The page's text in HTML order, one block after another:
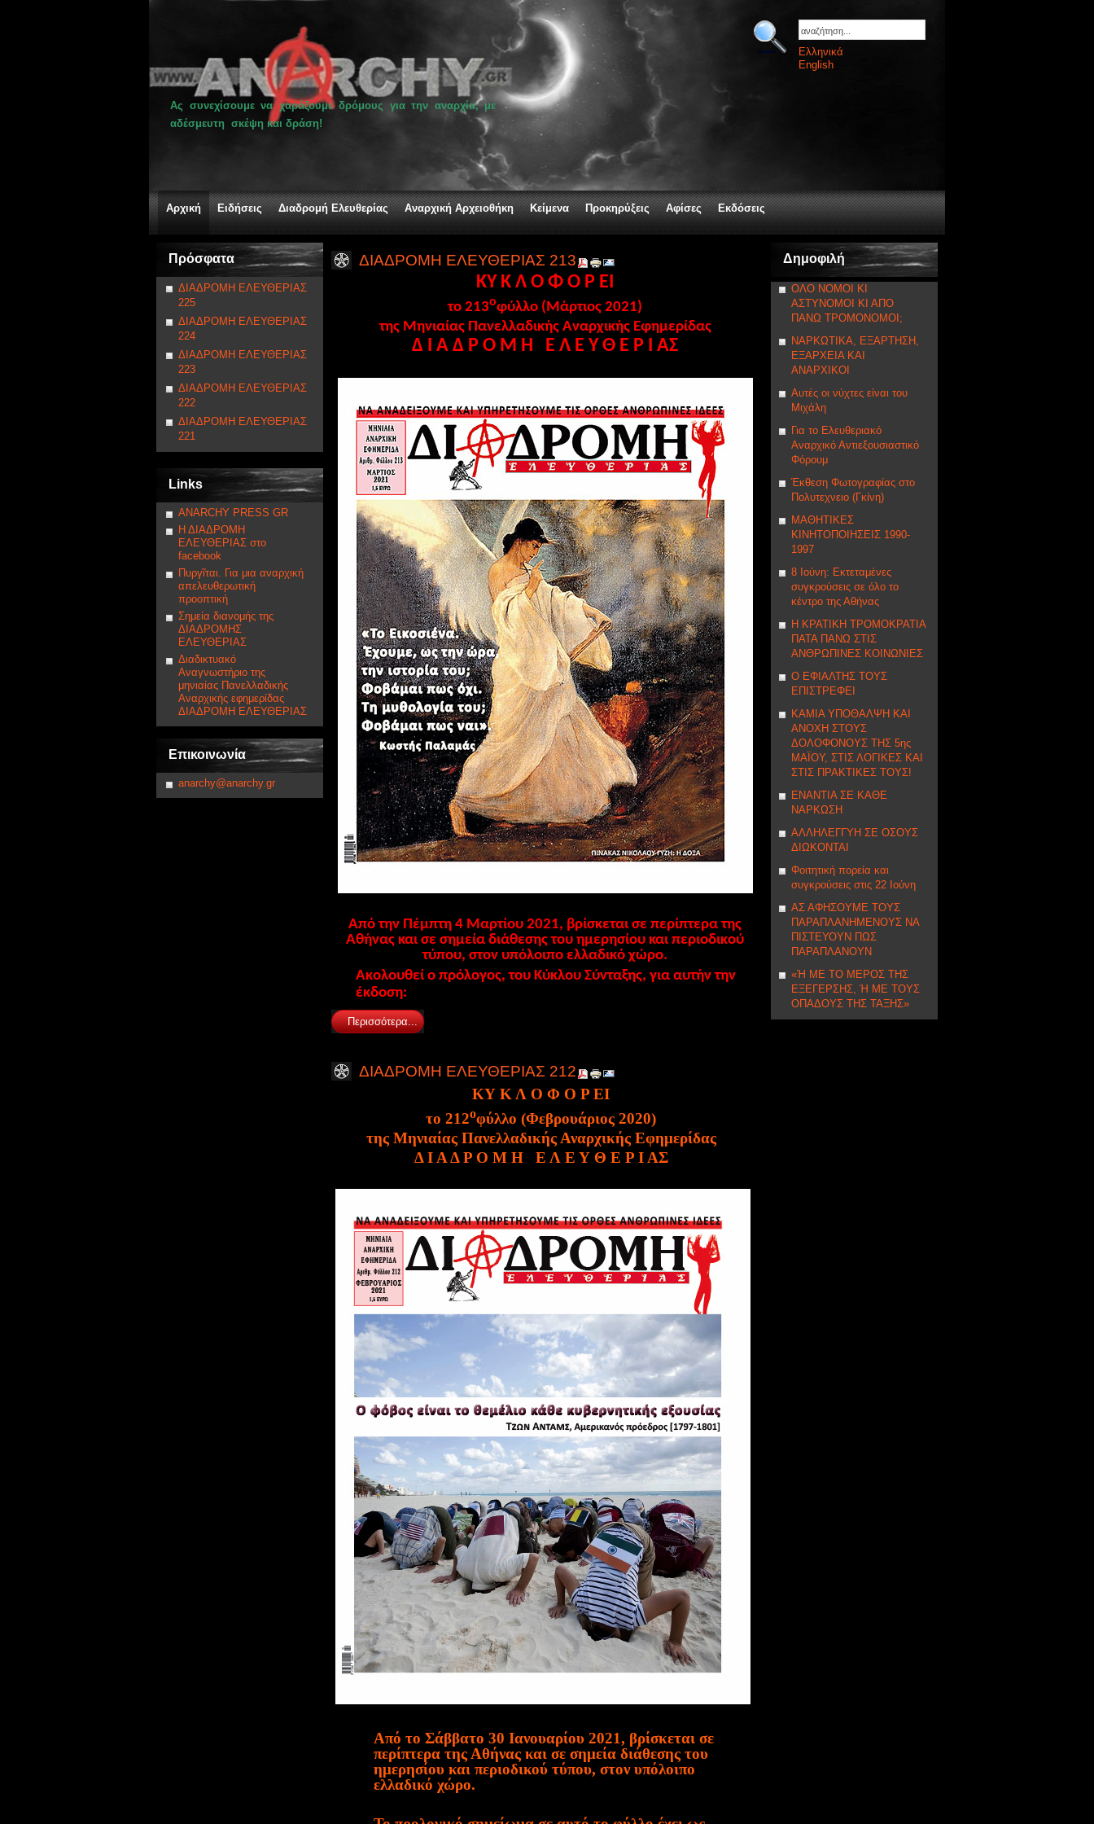
Ελληνικά
English
Ας συνεχίσουμε να χαράζουμε δρόμους για την αναρχία, με
αδέσμευτη σκέψη και δράση!
Αρχική Ειδήσεις Διαδρομή Ελευθερίας Αναρχική Αρχειοθήκη Κείμενα Προκηρύξεις Αφίσες Εκδόσεις
Πρόσφατα
ΔΙΑΔΡΟΜΗ ΕΛΕΥΘΕΡΙΑΣ
225
ΔΙΑΔΡΟΜΗ ΕΛΕΥΘΕΡΙΑΣ
224
ΔΙΑΔΡΟΜΗ ΕΛΕΥΘΕΡΙΑΣ
223
ΔΙΑΔΡΟΜΗ ΕΛΕΥΘΕΡΙΑΣ
222
ΔΙΑΔΡΟΜΗ ΕΛΕΥΘΕΡΙΑΣ
221
Links
ANARCHY PRESS GR
Η ΔΙΑΔΡΟΜΗ
ΕΛΕΥΘΕΡΙΑΣ στο
facebook
Πυργῖται. Για μια αναρχική
απελευθερωτική
προοπτική
Σημεία διανομής της
ΔΙΑΔΡΟΜΗΣ
ΕΛΕΥΘΕΡΙΑΣ
Διαδικτυακό
Αναγνωστήριο της
μηνιαίας Πανελλαδικής
Αναρχικής εφημερίδας
ΔΙΑΔΡΟΜΗ ΕΛΕΥΘΕΡΙΑΣ
Επικοινωνία
anarchy@anarchy.gr
ΔΙΑΔΡΟΜΗ ΕΛΕΥΘΕΡΙΑΣ 213
ΚΥ Κ Λ Ο Φ Ο Ρ EI
το 213οφύλλο (Μάρτιος 2021)
της Μηνιαίας Πανελλαδικής Αναρχικής Εφημερίδας
Δ Ι Α Δ Ρ Ο Μ Η Ε Λ Ε Υ Θ Ε Ρ Ι ΑΣ
Από την Πέμπτη 4 Μαρτίου 2021, βρίσκεται σε περίπτερα της
Αθήνας και σε σημεία διάθεσης του ημερησίου και περιοδικού
τύπου, στον υπόλοιπο ελλαδικό χώρο.
Ακολουθεί ο πρόλογος, του Κύκλου Σύνταξης, για αυτήν την
έκδοση:
Περισσότερα...
ΔΙΑΔΡΟΜΗ ΕΛΕΥΘΕΡΙΑΣ 212
ΚΥ Κ Λ Ο Φ Ο Ρ EI
το 212οφύλλο (Φεβρουάριος 2020)
της Μηνιαίας Πανελλαδικής Αναρχικής Εφημερίδας
Δ Ι Α Δ Ρ Ο Μ Η
Ε Λ Ε Υ Θ Ε Ρ Ι ΑΣ
Από το Σάββατο 30 Ιανουαρίου 2021, βρίσκεται σε
περίπτερα της Αθήνας και σε σημεία διάθεσης του
ημερησίου και περιοδικού τύπου, στον υπόλοιπο
ελλαδικό χώρο.
Δημοφιλή
ΟΛΟ ΝΟΜΟΙ ΚΙ
ΑΣΤΥΝΟΜΟΙ ΚΙ ΑΠΟ
ΠΑΝΩ ΤΡΟΜΟΝΟΜΟΙ;
ΝΑΡΚΩΤΙΚΑ, ΕΞΑΡΤΗΣΗ,
ΕΞΑΡΧΕΙΑ ΚΑΙ
ΑΝΑΡΧΙΚΟΙ
Αυτές οι νύχτες είναι του
Μιχάλη
Για το Ελευθεριακό
Αναρχικό Αντιεξουσιαστικό
Φόρουμ
Έκθεση Φωτογραφίας στο
Πολυτεχνειο (Γκίνη)
ΜΑΘΗΤΙΚΕΣ
ΚΙΝΗΤΟΠΟΙΗΣΕΙΣ 1990-
1997
8 Ιούνη: Εκτεταμένες
συγκρούσεις σε όλο το
κέντρο της Αθήνας
Η ΚΡΑΤΙΚΗ ΤΡΟΜΟΚΡΑΤΙΑ
ΠΑΤΑ ΠΑΝΩ ΣΤΙΣ
ΑΝΘΡΩΠΙΝΕΣ ΚΟΙΝΩΝΙΕΣ
Ο ΕΦΙΑΛΤΗΣ ΤΟΥΣ
ΕΠΙΣΤΡΕΦΕΙ
ΚΑΜΙΑ ΥΠΟΘΑΛΨΗ ΚΑΙ
ΑΝΟΧΗ ΣΤΟΥΣ
ΔΟΛΟΦΟΝΟΥΣ ΤΗΣ 5ης
ΜΑΪΟΥ, ΣΤΙΣ ΛΟΓΙΚΕΣ ΚΑΙ
ΣΤΙΣ ΠΡΑΚΤΙΚΕΣ ΤΟΥΣ!
ΕΝΑΝΤΙΑ ΣΕ ΚΑΘΕ
ΝΑΡΚΩΣΗ
ΑΛΛΗΛΕΓΓΥΗ ΣE ΟΣΟΥΣ
ΔΙΩΚΟΝΤΑΙ
Φοιτητική πορεία και
συγκρούσεις στις 22 Ιούνη
ΑΣ ΑΦΗΣΟΥΜΕ ΤΟΥΣ
ΠΑΡΑΠΛΑΝΗΜΕΝΟΥΣ ΝΑ
ΠΙΣΤΕΥΟΥΝ ΠΩΣ
ΠΑΡΑΠΛΑΝΟΥΝ
«Ή ΜΕ ΤΟ ΜΕΡΟΣ ΤΗΣ
ΕΞΕΓΕΡΣΗΣ, Ή ΜΕ ΤΟΥΣ
ΟΠΑΔΟΥΣ ΤΗΣ ΤΑΞΗΣ»